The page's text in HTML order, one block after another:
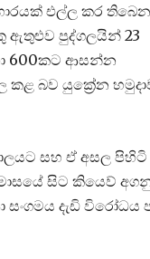
එල්ල කර
ඇතුළුව පුද්ගලයින් 23
600කට ආසන්න
කළ බව යුක්‍රේන
සහ ඒ අසල පිහිටි
සිට කියෙව්
දැඩි විරෝධය